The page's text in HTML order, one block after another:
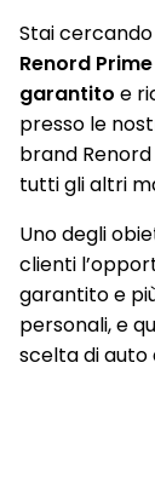
mappe
The Air e
Paraurti
Poggia
Porta bicchieri
Porte USB
Presa USB Ant.
Prese 12V
Stai
Renord
garantito e
presso le
brand
tutti gli altri
Uno degli
clienti
garantito e
personali, e
scelta di auto